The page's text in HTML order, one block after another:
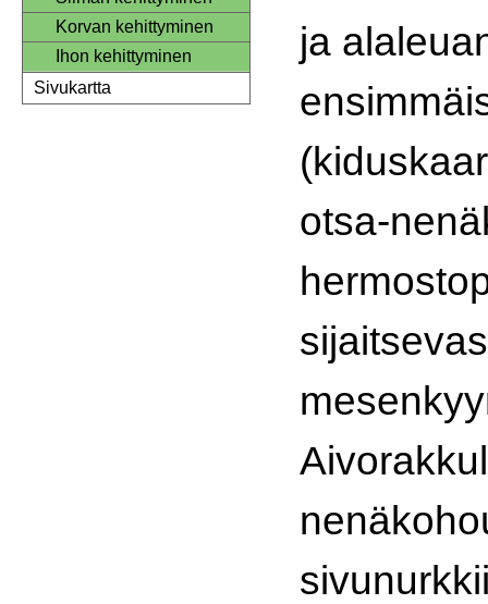
Korvan kehittyminen
Ihon kehittyminen
Sivukartta
ja
otsa-